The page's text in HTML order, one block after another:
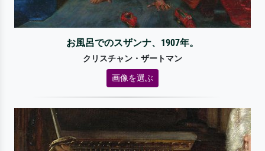
お風呂でのスザンナ、1907年。
クリスチャン・ザートマン
画像を選ぶ